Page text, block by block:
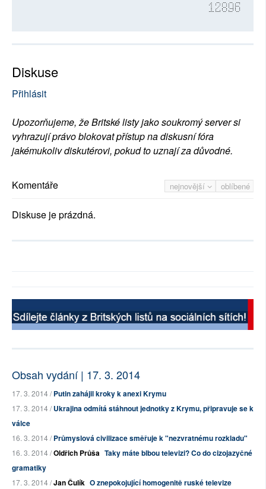
12896
Diskuse
Přihlásit
Upozorňujeme, že Britské listy jako soukromý server si
vyhrazují právo blokovat přístup na diskusní fóra
jakémukoliv diskutérovi, pokud to uznají za důvodné.
nejnovější oblíbené
Komentáře
Diskuse je prázdná.
Obsah vydání | 17. 3. 2014
17. 3. 2014 /Putin zahájil kroky k anexi Krymu
17. 3. 2014 /Ukrajina odmítá stáhnout jednotky z Krymu, připravuje se k
válce
16. 3. 2014 /Průmyslová civilizace směřuje k "nezvratnému rozkladu"
16. 3. 2014 /Oldřich Průša Taky máte blbou televizi? Co do cizojazyčné
gramatiky
17. 3. 2014 /Jan Čulík O znepokojující homogenitě ruské televize